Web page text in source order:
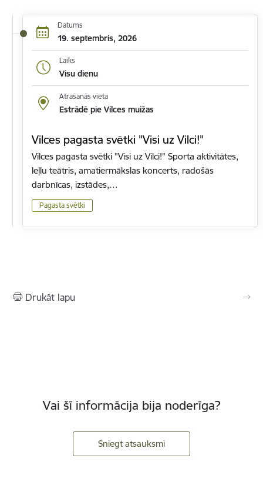
Datums
19. septembris, 2026
Laiks
Visu dienu
Atrašanās vieta
Estrādē pie Vilces muižas
Vilces pagasta svētki "Visi uz Vilci!"
Vilces pagasta svētki "Visi uz Vilci!" Sporta aktivitātes,
leļlu teātris, amatiermākslas koncerts, radošās
darbnīcas, izstādes,…
Pagasta svētki
Drukāt lapu
Vai šī informācija bija noderīga?
Sniegt atsauksmi